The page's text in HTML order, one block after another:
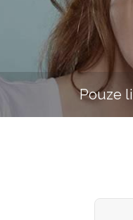
Pouze